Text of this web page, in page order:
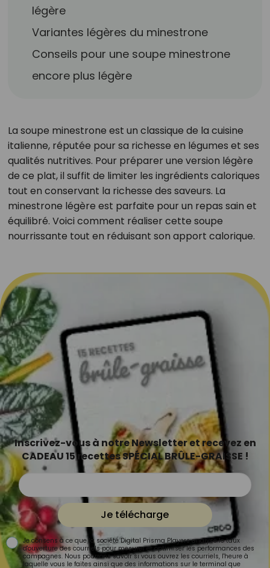
légère
Variantes légères du minestrone
Conseils pour une soupe minestrone
encore plus légère
La soupe minestrone est un classique de la cuisine
italienne, réputée pour sa richesse en légumes et ses
qualités nutritives. Pour préparer une version légère
de ce plat, il suffit de limiter les ingrédients caloriques
tout en conservant la richesse des saveurs. La
minestrone légère est parfaite pour un repas sain et
équilibré. Voici comment réaliser cette soupe
nourrissante tout en réduisant son apport calorique.
Inscrivez-vous à notre Newsletter et recevez en
CADEAU 15 recettes SPÉCIAL BRÛLE-GRAISSE !
Je télécharge
Je consens à ce que la société Digital Prisma Players analyse le taux
d'ouverture des courriels pour mesurer et optimiser les performances des
campagnes. Nous pourrons savoir si vous ouvrez les courriels, l'heure à
laquelle vous le faites ainsi que des informations sur le terminal que